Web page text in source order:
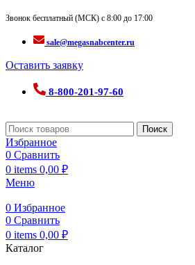
Звонок бесплатный (МСК) с 8:00 до 17:00
sale@megasnabcenter.ru
Оставить заявку
8-800-201-97-60
Поиск
Избранное
0 Сравнить
0 items 0,00 ₽
Меню
0 Избранное
0 Сравнить
0 items 0,00 ₽
Каталог